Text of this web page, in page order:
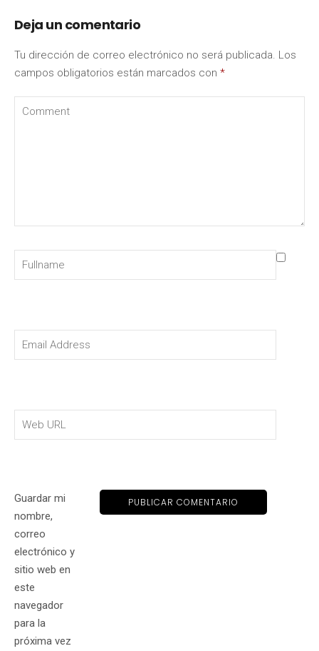
Deja un comentario
Tu dirección de correo electrónico no será publicada. Los
campos obligatorios están marcados con *
Guardar mi
nombre,
correo
electrónico y
sitio web en
este
navegador
para la
próxima vez